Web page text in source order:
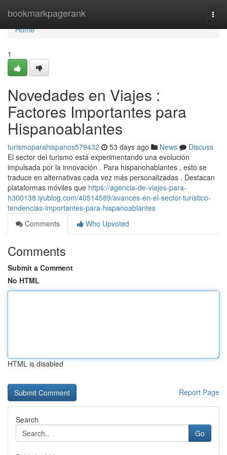
bookmarkpagerank
Home
Home
1
Novedades en Viajes :
Factores Importantes para
Hispanoablantes
turismoparahispanos579432 53 days ago News
Discuss
El sector del turismo está experimentando una evolución
impulsada por la innovación . Para hispanohablantes , esto se
traduce en alternativas cada vez más personalizadas . Destacan
plataformas móviles que https://agencia-de-viajes-para-
h300138.iyublog.com/40514589/avances-en-el-sector-turístico-
tendencias-importantes-para-hispanoablantes
Comments
Who Upvoted
Comments
Submit a Comment
No HTML
HTML is disabled
Report Page
Search
Go